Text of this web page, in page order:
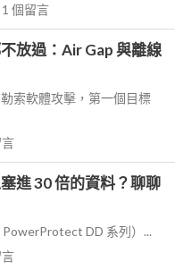
1 個留言
放過：Air Gap 與離線
索軟體攻擊，第一個目標
進 30 倍的資料？聊聊
DD 系列）...